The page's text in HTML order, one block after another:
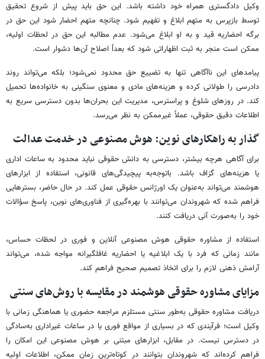
وکیل دادگستری همراه خود داشته باشد. این حق باید پیش از شروع تحقیق
توسط بازپرس به متهم ابلاغ و تفهیم شود. چنانچه متهم احضار شود این حق در
برگه احضاریه قید و به او ابلاغ می‌شود. عدم مطالبه این حق در لحظات اولیه،
ممکن است منجر به ثبت اظهاراتی شود که بعداً اصلاح آن‌ها دشوار است.
پیامدهای این ناآگاهی تنها به تضییع حق محدود نمی‌شود؛ بلکه می‌تواند روند
دادرسی را طولانی کرده و هزینه‌های مادی و معنوی سنگینی به خانواده‌ها تحمیل
کند. در روزهای شلوغ و پراسترس، مدیریت این بحران‌ها بدون دسترسی سریع به
اطلاعات دقیق حقوقی، عملاً غیرممکن به نظر می‌رسد.
گذار به راهکارهای نوین: هوش مصنوعی در خدمت عدالت
برای آگاهی هرچه بیشتر، دسترسی به دانش حقوقی نباید محدود به ساعات اداری
یا هزینه‌های گزاف باشد. باتوجه‌به پیچیدگی‌های قانونی، استفاده از ابزارهای
هوشمند می‌تواند به‌عنوان یک اورژانس حقوقی عمل کند. در حال حاضر، بسترهایی
فراهم شده که شهروندان می‌توانند با بهره‌گیری از فناوری‌های نوین، پاسخ سؤالات
خود را به‌صورت آنی دریافت کنند.
استفاده از مشاوره حقوقی هوش مصنوعی آنلاین و فوری در لحظات حساس،
مانند زمانی که فرد با یک ابلاغیه یا احضاریه غافلگیرانه مواجه شده، می‌تواند
آرامش ذهنی لازم را برای اتخاذ تصمیم صحیح فراهم کند.
مزایای مشاوره حقوقی هوشمند در مقایسه با روش‌های سنتی
دریافت مشاوره حقوقی به‌طور سنتی مستلزم مراجعه حضوری یا هماهنگی زمانی با
وکیل است؛ فرآیندی که در بسیاری از مواقع فوری یا در ساعات غیراداری به‌سادگی
در دسترس نیست. در مقابل، ابزارهای مبتنی بر هوش مصنوعی این امکان را
فراهم کرده‌اند که شهروندان بتوانند در کوتاه‌ترین زمان ممکن، اطلاعات اولیه